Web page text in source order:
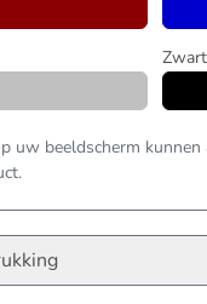
Zwart
uw beeldscherm